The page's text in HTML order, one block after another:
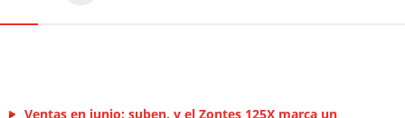
Ventas en junio: suben, y el Zontes 125X marca un